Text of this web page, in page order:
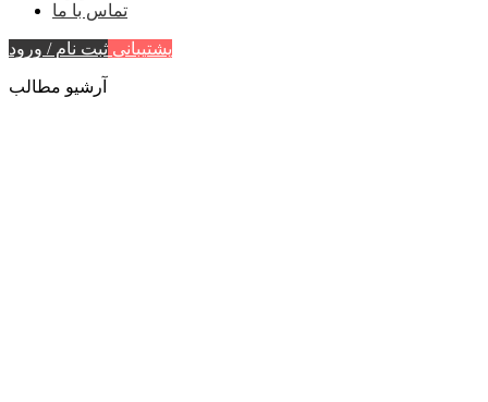
تماس با ما
پشتیبانی ثبت نام / ورود
آرشیو مطالب